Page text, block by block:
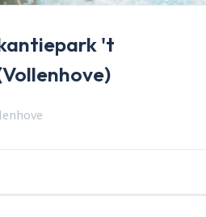
't
Wachtwoord vergeten